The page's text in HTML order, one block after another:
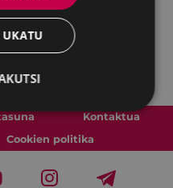
Kontaktua
Cookien politika